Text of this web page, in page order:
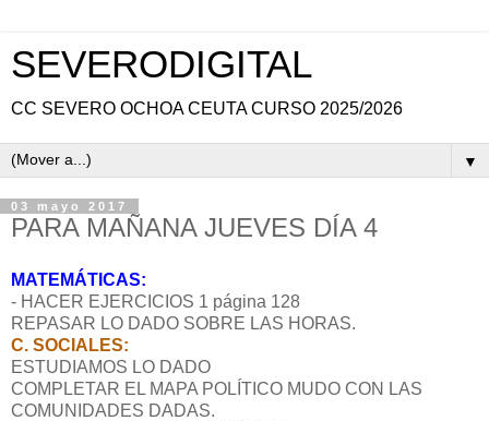
SEVERODIGITAL
CC SEVERO OCHOA CEUTA CURSO 2025/2026
▼
03 mayo 2017
PARA MAÑANA JUEVES DÍA 4
MATEMÁTICAS:
- HACER EJERCICIOS 1 página 128
REPASAR LO DADO SOBRE LAS HORAS.
C. SOCIALES:
ESTUDIAMOS LO DADO
COMPLETAR EL MAPA POLÍTICO MUDO CON LAS
COMUNIDADES DADAS.